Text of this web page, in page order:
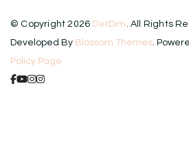
© Copyright 2026 DetDim. All Rights
Developed By Blossom Themes.
Policy Page